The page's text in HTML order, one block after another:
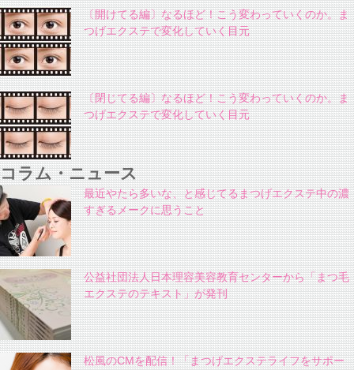
〔開けてる編〕なるほど！こう変わっていくのか。ま
つげエクステで変化していく目元
〔閉じてる編〕なるほど！こう変わっていくのか。ま
つげエクステで変化していく目元
コラム・ニュース
最近やたら多いな、と感じてるまつげエクステ中の濃
すぎるメークに思うこと
公益社団法人日本理容美容教育センターから「まつ毛
エクステのテキスト」が発刊
松風のCMを配信！「まつげエクステライフをサポー